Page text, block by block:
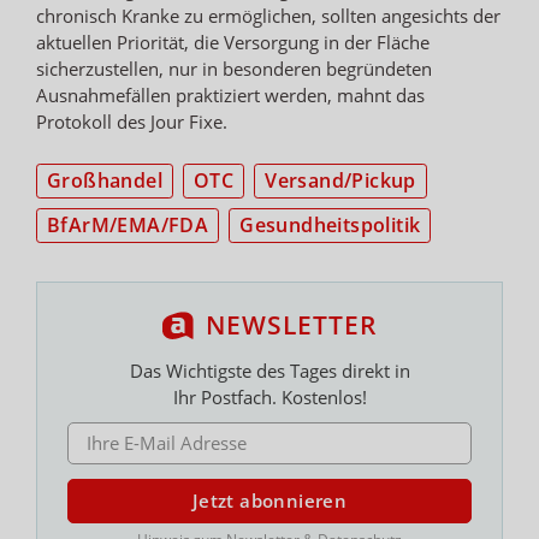
chronisch Kranke zu ermöglichen, sollten angesichts der
aktuellen Priorität, die Versorgung in der Fläche
sicherzustellen, nur in besonderen begründeten
Ausnahmefällen praktiziert werden, mahnt das
Protokoll des Jour Fixe.
Großhandel OTC
Versand/Pickup
BfArM/EMA/FDA
Gesundheitspolitik
NEWSLETTER
Das Wichtigste des Tages direkt in
Ihr Postfach. Kostenlos!
E-MAIL ADRESSE
Jetzt abonnieren